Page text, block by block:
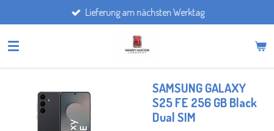
Hauptinhalt
springen
Lieferung am nächsten Werktag
SAMSUNG GALAXY
S25 FE 256 GB Black
Dual SIM